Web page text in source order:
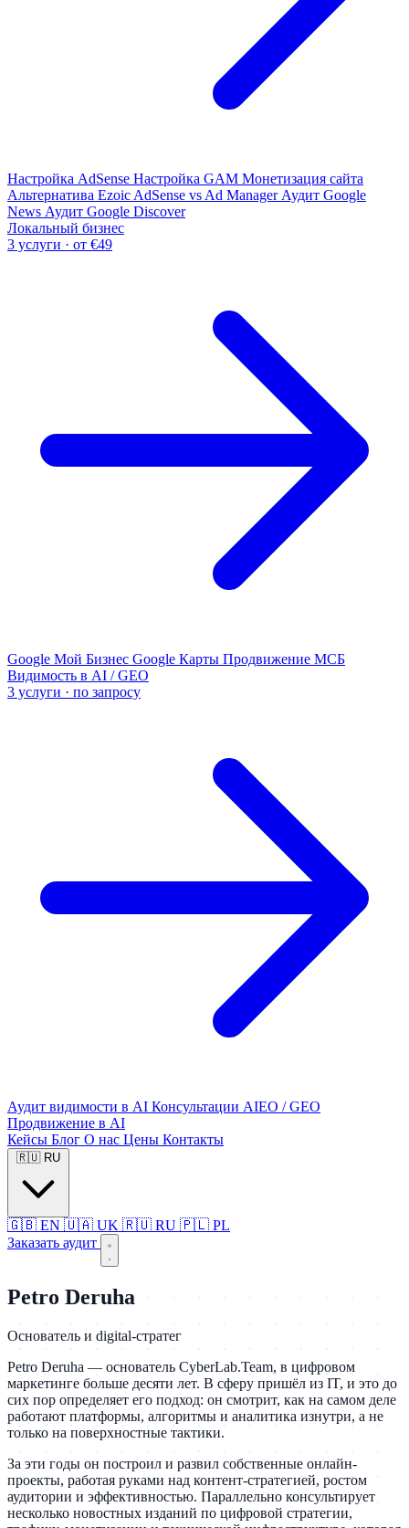
Настройка AdSense Настройка GAM Монетизация сайта
Альтернатива Ezoic AdSense vs Ad Manager Аудит Google
News Аудит Google Discover
Локальный бизнес
3 услуги · от €49
Google Мой Бизнес Google Карты Продвижение МСБ
Видимость в AI / GEO
3 услуги · по запросу
Аудит видимости в AI Консультации AIEO / GEO
Продвижение в AI
Кейсы Блог О нас Цены Контакты
🇷🇺 RU
🇬🇧 EN 🇺🇦 UK 🇷🇺 RU 🇵🇱 PL
Заказать аудит
Petro Deruha
Основатель и digital-стратег
Petro Deruha — основатель CyberLab.Team, в цифровом
маркетинге больше десяти лет. В сферу пришёл из IT, и это до
сих пор определяет его подход: он смотрит, как на самом деле
работают платформы, алгоритмы и аналитика изнутри, а не
только на поверхностные тактики.
За эти годы он построил и развил собственные онлайн-
проекты, работая руками над контент-стратегией, ростом
аудитории и эффективностью. Параллельно консультирует
несколько новостных изданий по цифровой стратегии,